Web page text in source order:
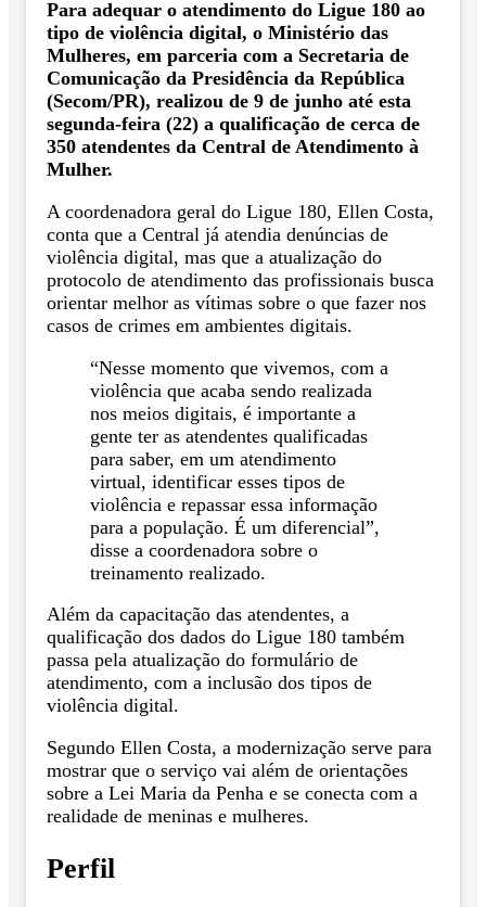
Para adequar o atendimento do Ligue 180 ao
tipo de violência digital, o Ministério das
Mulheres, em parceria com a Secretaria de
Comunicação da Presidência da República
(Secom/PR), realizou de 9 de junho até esta
segunda-feira (22) a qualificação de cerca de
350 atendentes da Central de Atendimento à
Mulher.
A coordenadora geral do Ligue 180, Ellen Costa,
conta que a Central já atendia denúncias de
violência digital, mas que a atualização do
protocolo de atendimento das profissionais busca
orientar melhor as vítimas sobre o que fazer nos
casos de crimes em ambientes digitais.
“Nesse momento que vivemos, com a
violência que acaba sendo realizada
nos meios digitais, é importante a
gente ter as atendentes qualificadas
para saber, em um atendimento
virtual, identificar esses tipos de
violência e repassar essa informação
para a população. É um diferencial”,
disse a coordenadora sobre o
treinamento realizado.
Além da capacitação das atendentes, a
qualificação dos dados do Ligue 180 também
passa pela atualização do formulário de
atendimento, com a inclusão dos tipos de
violência digital.
Segundo Ellen Costa, a modernização serve para
mostrar que o serviço vai além de orientações
sobre a Lei Maria da Penha e se conecta com a
realidade de meninas e mulheres.
Perfil